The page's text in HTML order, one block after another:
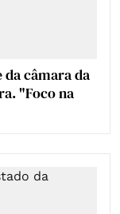
câmara da
"Foco na